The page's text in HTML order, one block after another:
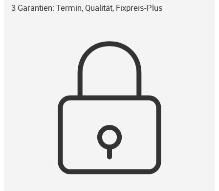
3 Garantien: Termin, Qualität, Fixpreis-Plus